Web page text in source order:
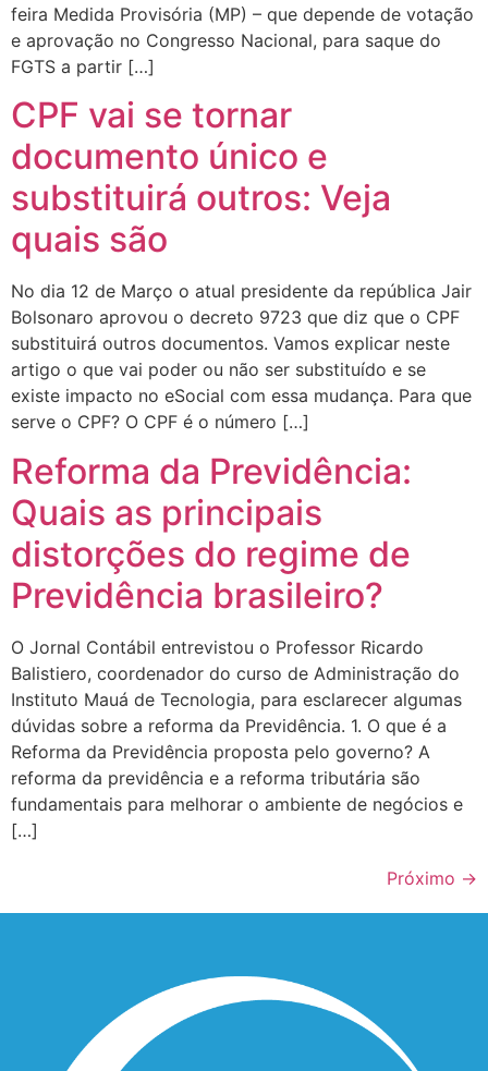
feira Medida Provisória (MP) – que depende de votação
e aprovação no Congresso Nacional, para saque do
FGTS a partir […]
CPF vai se tornar
documento único e
substituirá outros: Veja
quais são
No dia 12 de Março o atual presidente da república Jair
Bolsonaro aprovou o decreto 9723 que diz que o CPF
substituirá outros documentos. Vamos explicar neste
artigo o que vai poder ou não ser substituído e se
existe impacto no eSocial com essa mudança. Para que
serve o CPF? O CPF é o número […]
Reforma da Previdência:
Quais as principais
distorções do regime de
Previdência brasileiro?
O Jornal Contábil entrevistou o Professor Ricardo
Balistiero, coordenador do curso de Administração do
Instituto Mauá de Tecnologia, para esclarecer algumas
dúvidas sobre a reforma da Previdência. 1. O que é a
Reforma da Previdência proposta pelo governo? A
reforma da previdência e a reforma tributária são
fundamentais para melhorar o ambiente de negócios e
[…]
Próximo →